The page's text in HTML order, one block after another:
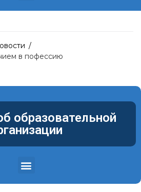
/
в пофессию
образовательной